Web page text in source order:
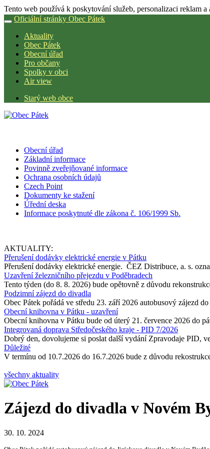
Tento web používá k poskytování služeb, personalizaci reklam
Oficiální stránky Obec Pátek
Aktuality
Obec Pátek
Obecní úřad
Pro občany
Spolky v obci
Air view
Starý web obce
Obecní úřad
Základní informace
Povinně zveřejňované informace
Ochrana osobních údajů
Czech Point
Dokumenty ke stažení
Úřední deska
Informace poskytnuté dle zákona č. 106/1999 Sb.
AKTUALITY:
Přerušení dodávky elektrické energie v Pátku
Přerušení dodávky elektrické energie. ČEZ Distribuce, a. s.
Uzavření železničního přejezdu v Poděbradech
Tento týden (do 8. 8. 2026) bude opětovně z důvodu
Podzimní zájezd do divadla
Obec Pátek pořádá ve středu 23. září 2026 autobusový zájezd
Obecní knihovna v Pátku - uzavření
Obecní knihovna v Pátku bude od úterý 21. července 2026 do
Integrovaná doprava Středočeského kraje - PID 7/2026
Dobrý den, dovolujeme si poslat další vydání Zpravodaje PID,
Důležité
V termínu od 10.7.2026 do 16.7.2026 bude z důvodu
všechny aktuality
Zájezd do divadla v Novém
30. 10. 2024